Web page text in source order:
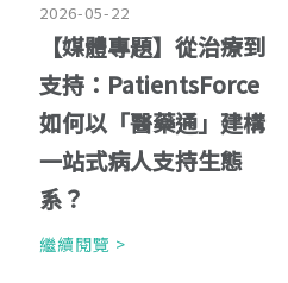
2026-05-22
【媒體專題】從治療到
支持：PatientsForce
如何以「醫藥通」建構
一站式病人支持生態
系？
繼續閱覽 >